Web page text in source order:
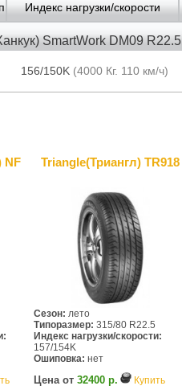
Индекс нагрузки/скорости
SmartWork DM09 R22.5
156/150K (4000 Кг. 110 км/ч)
NF
Triangle(Триангл) TR918
Сезон: лето
Типоразмер: 315/80 R22.5
Индекс нагрузки/скорости:
157/154K
Ошиповка: нет
Цена от 32400 р. Купить